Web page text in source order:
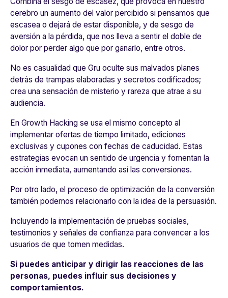
cerebro un aumento del valor percibido si pensamos que
escasea o dejará de estar disponible, y de sesgo de
aversión a la pérdida, que nos lleva a sentir el doble de
dolor por perder algo que por ganarlo, entre otros.
No es casualidad que Gru oculte sus malvados planes
detrás de trampas elaboradas y secretos codificados;
crea una sensación de misterio y rareza que atrae a su
audiencia.
En Growth Hacking se usa el mismo concepto al
implementar ofertas de tiempo limitado, ediciones
exclusivas y cupones con fechas de caducidad. Estas
estrategias evocan un sentido de urgencia y fomentan la
acción inmediata, aumentando así las conversiones.
Por otro lado, el proceso de optimización de la conversión
también podemos relacionarlo con la idea de la persuasión.
Incluyendo la implementación de pruebas sociales,
testimonios y señales de confianza para convencer a los
usuarios de que tomen medidas.
Si puedes anticipar y dirigir las reacciones de las
personas, puedes influir sus decisiones y
comportamientos.